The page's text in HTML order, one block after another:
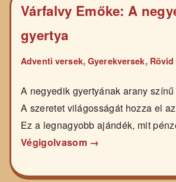
Várfalvy Emőke: A
gyertya
Adventi versek,Gyerekversek,
A negyedik gyertyának arany színű
A szeretet világosságát hozza el
Ez a legnagyobb ajándék, mit
Végigolvasom →